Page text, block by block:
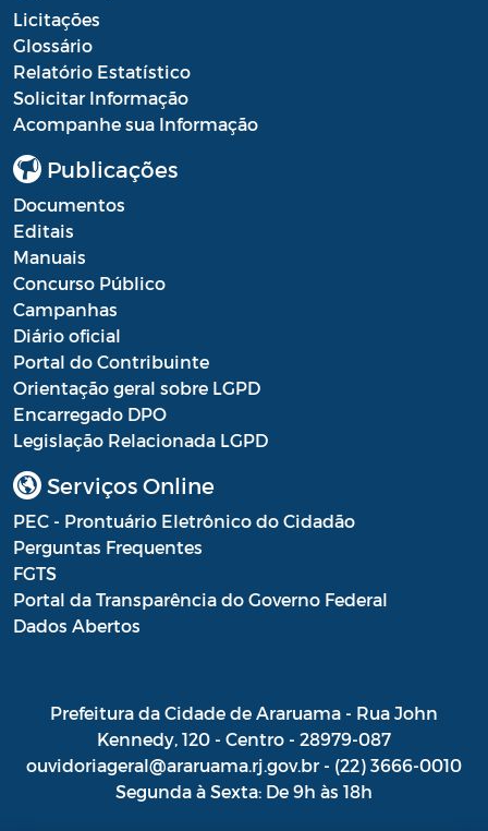
Licitações
Glossário
Relatório Estatístico
Solicitar Informação
Acompanhe sua Informação
Publicações
Documentos
Editais
Manuais
Concurso Público
Campanhas
Diário oficial
Portal do Contribuinte
Orientação geral sobre LGPD
Encarregado DPO
Legislação Relacionada LGPD
Serviços Online
PEC - Prontuário Eletrônico do Cidadão
Perguntas Frequentes
FGTS
Portal da Transparência do Governo Federal
Dados Abertos
Prefeitura da Cidade de Araruama - Rua John
Kennedy, 120 - Centro - 28979-087
ouvidoriageral@araruama.rj.gov.br - (22) 3666-0010
Segunda à Sexta: De 9h às 18h